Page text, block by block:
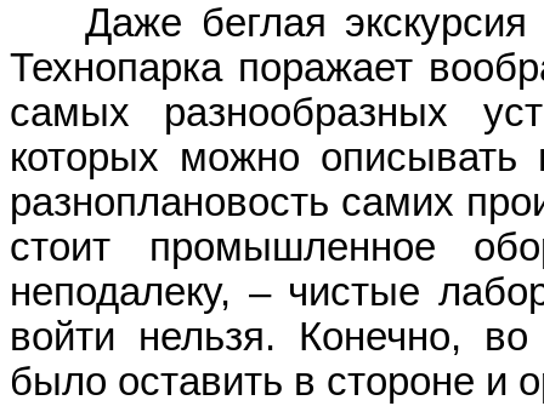
Даже беглая экскурсия
Технопарка поражает
самых разнообразных
которых можно
разноплановость самих
стоит промышленное
неподалеку, – чистые
войти нельзя. Конечно,
было оставить в стороне и